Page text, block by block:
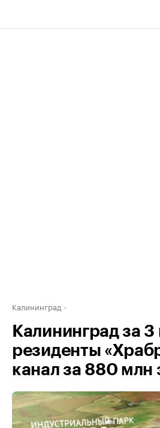
Калининград
Калининград за
резиденты
канал за 880 млн